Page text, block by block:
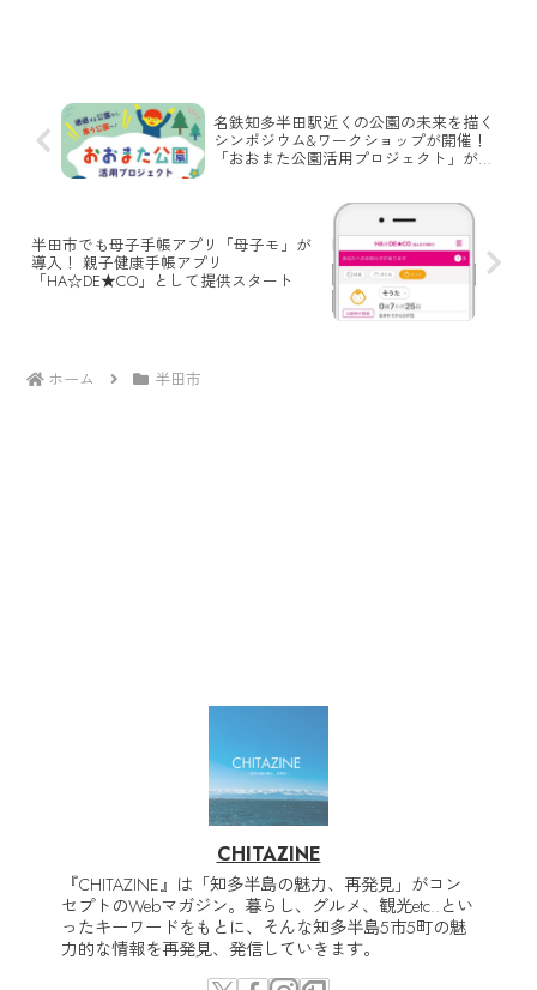
名鉄知多半田駅近くの公園の未来を描く
シンポジウム&ワークショップが開催！
「おおまた公園活用プロジェクト」が始
半田市でも母子手帳アプリ「母子モ」が
導入！ 親子健康手帳アプリ
「HA☆DE★CO」として提供スタート
ホーム 半田市
CHITAZINE
『CHITAZINE』は「知多半島の魅力、再発見」がコン
セプトのWebマガジン。暮らし、グルメ、観光etc..とい
ったキーワードをもとに、そんな知多半島5市5町の魅
力的な情報を再発見、発信していきます。